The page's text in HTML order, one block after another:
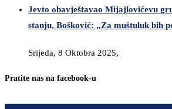
Jevto obavještavao Mijajlovićevu
stanju, Bošković: „Za muštuluk bih
Srijeda, 8 Oktobra 2025,
Pratite nas na facebook-u